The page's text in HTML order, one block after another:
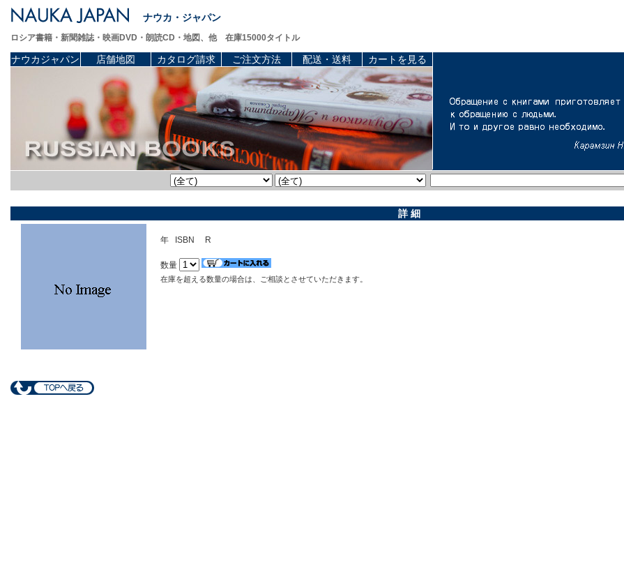
ナウカ・ジャパン
ロシア書籍・新聞雑誌・映画DVD・朗読CD・地図、他 在庫15000タイトル
ナウカジャパン 店舗地図 カタログ請求 ご注文方法 配送・送料 カートを見る
詳 細
年 ISBN R
数量
在庫を超える数量の場合は、ご相談とさせていただきます。